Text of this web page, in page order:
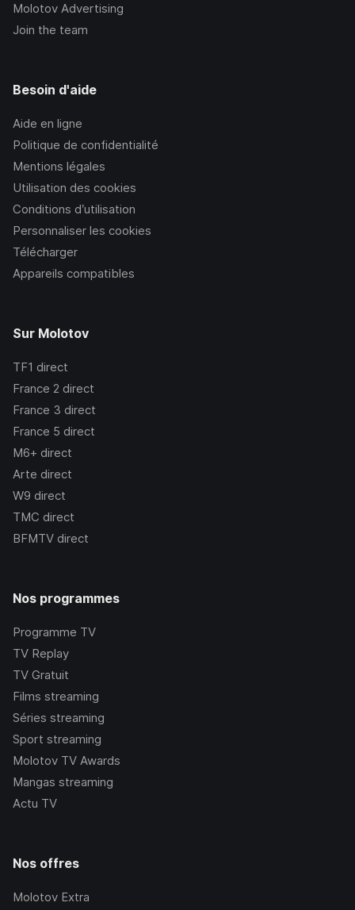
Molotov Advertising
Join the team
Besoin d'aide
Aide en ligne
Politique de confidentialité
Mentions légales
Utilisation des cookies
Conditions d’utilisation
Personnaliser les cookies
Télécharger
Appareils compatibles
Sur Molotov
TF1 direct
France 2 direct
France 3 direct
France 5 direct
M6+ direct
Arte direct
W9 direct
TMC direct
BFMTV direct
Nos programmes
Programme TV
TV Replay
TV Gratuit
Films streaming
Séries streaming
Sport streaming
Molotov TV Awards
Mangas streaming
Actu TV
Nos offres
Molotov Extra